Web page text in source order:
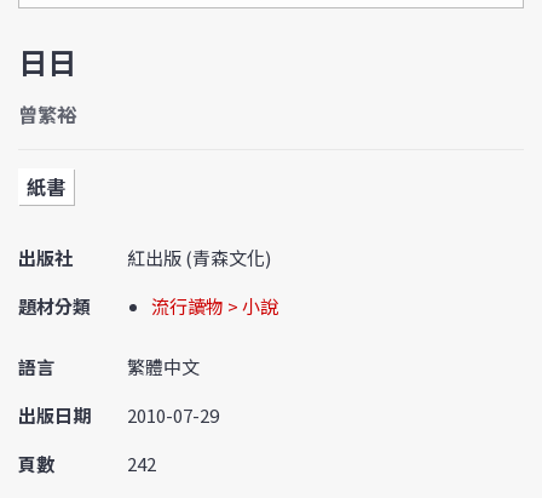
日日
曾繁裕
紙書
出版社
紅出版 (青森文化)
題材分類
流行讀物 > 小說
語言
繁體中文
出版日期
2010-07-29
頁數
242